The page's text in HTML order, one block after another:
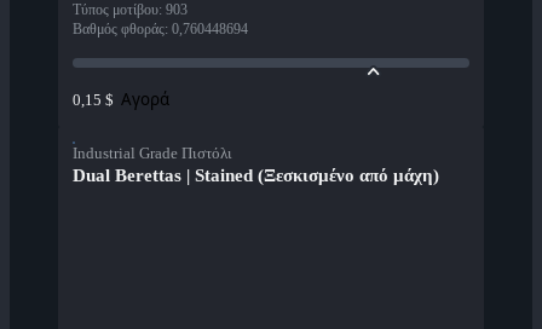
Τύπος μοτίβου: 903
Βαθμός φθοράς: 0,760448694
0,15 $ Αγορά
Industrial Grade Πιστόλι
Dual Berettas | Stained (Ξεσκισμένο από μάχη)